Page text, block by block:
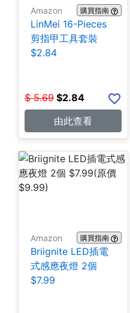
Amazon 購買指南
LinMei 16-Pieces
剪指甲工具套裝
$2.84
$ 5.69 $2.84
由此查看
Amazon 購買指南
Briignite LED插電
式感應夜燈 2個
$7.99